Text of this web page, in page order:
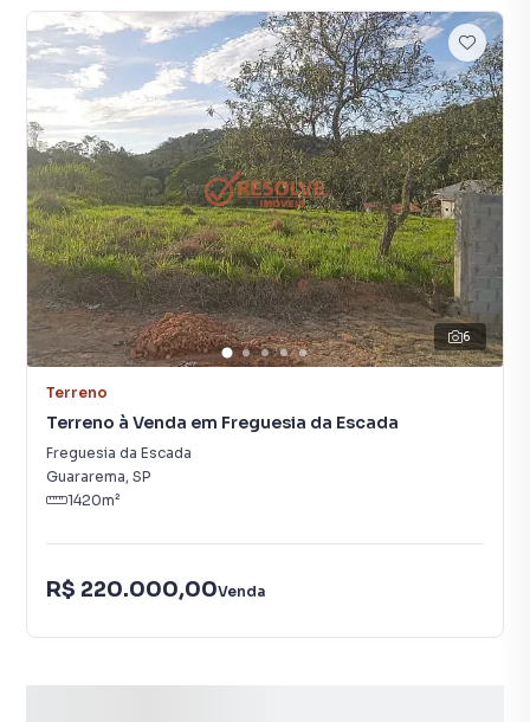
6
Terreno
Terreno à Venda em Freguesia da Escada
Freguesia da Escada
Guararema, SP
1420m²
R$ 220.000,00Venda